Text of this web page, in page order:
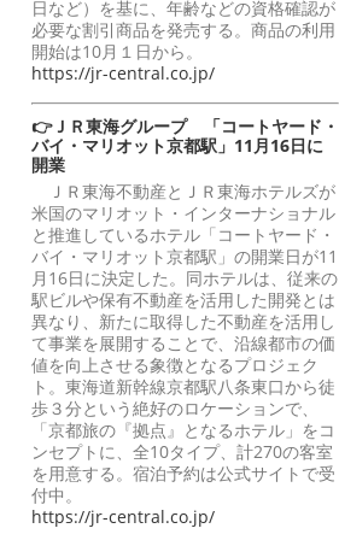
日など）を基に、年齢などの資格確認が
必要な割引商品を発売する。商品の利用
開始は10月１日から。
https://jr-central.co.jp/
👉ＪＲ東海グループ 「コートヤード・
バイ・マリオット京都駅」11月16日に
開業
ＪＲ東海不動産とＪＲ東海ホテルズが
米国のマリオット・インターナショナル
と推進しているホテル「コートヤード・
バイ・マリオット京都駅」の開業日が11
月16日に決定した。同ホテルは、従来の
駅ビルや保有不動産を活用した開発とは
異なり、新たに取得した不動産を活用し
て事業を展開することで、沿線都市の価
値を向上させる象徴となるプロジェク
ト。東海道新幹線京都駅八条東口から徒
歩３分という絶好のロケーションで、
「京都旅の『拠点』となるホテル」をコ
ンセプトに、全10タイプ、計270の客室
を用意する。宿泊予約は公式サイトで受
付中。
https://jr-central.co.jp/